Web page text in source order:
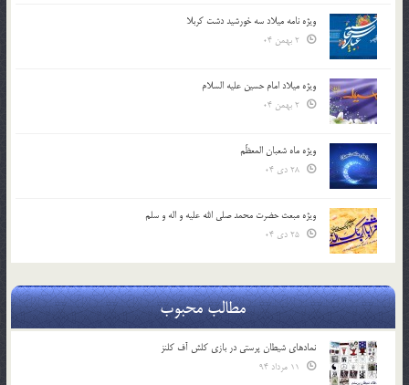
ویژه نامه میلاد سه خورشید دشت کربلا
ویژه میلاد امام حسین علیه السلام
ویژه ماه شعبان المعظّم
ویژه مبعث حضرت محمد صلی الله علیه و اله و سلم
مطالب محبوب
نمادهای شیطان پرستی در بازی کلش آف کلنز